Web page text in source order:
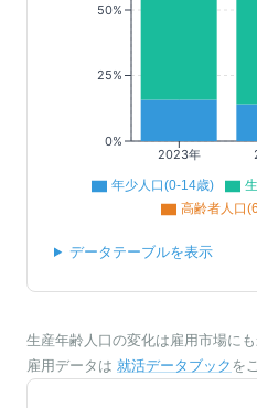
2023年
0%
25%
50%
年少人口(0-14歳)
高齢者人口
データテーブルを表示
生産年齢人口の変化は雇用市場に
雇用データは 就活データブック を